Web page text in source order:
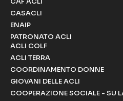
CASACLI
ENAIP
PATRONATO ACLI
ACLI COLF
ACLI TERRA
COORDINAMENTO DONNE
GIOVANI DELLE ACLI
COOPERAZIONE SOCIALE - SU